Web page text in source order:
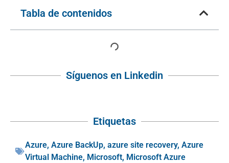
Tabla de contenidos
Síguenos en Linkedin
Etiquetas
Azure, Azure BackUp, azure site recovery, Azure
Virtual Machine, Microsoft, Microsoft Azure